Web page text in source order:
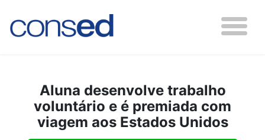
Aluna desenvolve trabalho
voluntário e é premiada com
viagem aos Estados Unidos